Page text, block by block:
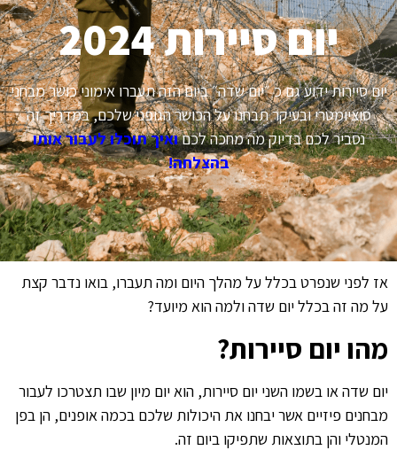
יום סיירות 2024
יום סיירות ידוע גם כ ״יום שדה״ ביום הזה תעברו אימוני כושר מבחני
סוציומטרי ובעיקר תבחנו על הכושר הגופני שלכם, במדריך זה
נסביר לכם בדיוק מה מחכה לכםואיך תוכלו לעבור אותו
בהצלחה!
אז לפני שנפרט בכלל על מהלך היום ומה תעברו, בואו נדבר קצת
על מה זה בכלל יום שדה ולמה הוא מיועד?
מהו יום סיירות?
יום שדה או בשמו השני יום סיירות, הוא יום מיון שבו תצטרכו לעבור
מבחנים פיזיים אשר יבחנו את היכולות שלכם בכמה אופנים, הן בפן
המנטלי והן בתוצאות שתפיקו ביום זה.